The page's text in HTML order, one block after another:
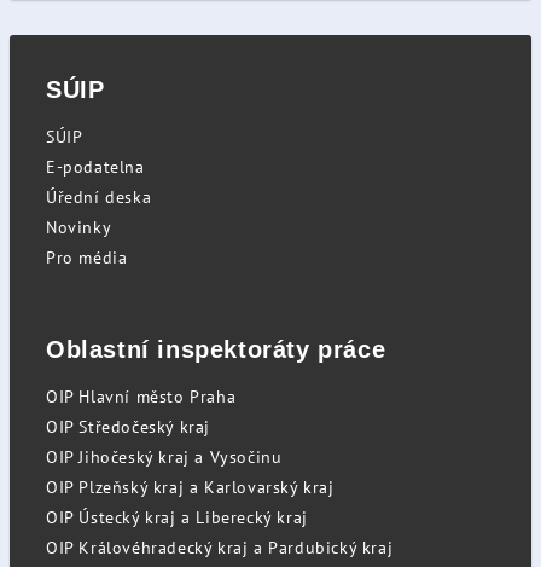
SÚIP
SÚIP
E-podatelna
Úřední deska
Novinky
Pro média
Oblastní inspektoráty práce
OIP Hlavní město Praha
OIP Středočeský kraj
OIP Jihočeský kraj a Vysočinu
OIP Plzeňský kraj a Karlovarský kraj
OIP Ústecký kraj a Liberecký kraj
OIP Královéhradecký kraj a Pardubický kraj